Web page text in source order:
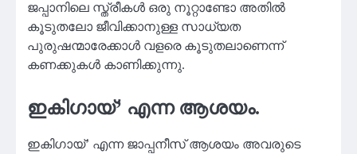
ജപ്പാനിലെ സ്ത്രീകൾ ഒരു നൂറ്റാണ്ടോ അതിൽ
കൂടുതലോ ജീവിക്കാനുള്ള സാധ്യത
പുരുഷന്മാരേക്കാൾ വളരെ കൂടുതലാണെന്ന്
കണക്കുകൾ കാണിക്കുന്നു.
ഇകിഗായ്’ എന്ന ആശയം.
ഇകിഗായ്’ എന്ന ജാപ്പനീസ് ആശയം അവരുടെ